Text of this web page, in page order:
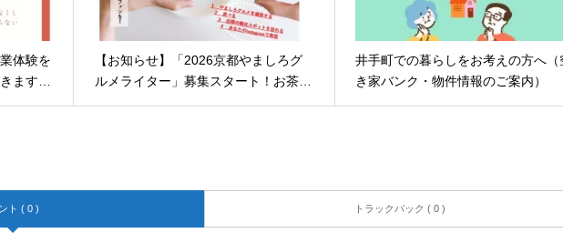
体験を
ます…
【お知らせ】「2026京都やましろグ
ルメライター」募集スタート！お茶…
井手町での暮らしをお考えの方へ（
き家バンク・物件情報のご案内）
ト ( 0 ) トラックバック ( 0 )